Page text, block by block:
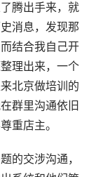
腾出手来，就
消息，发现那
结合我自己开
理出来，一个
北京做培训的
群里沟通依旧
重店主。
的交涉沟通，